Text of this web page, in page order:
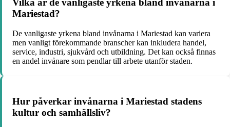
Vilka är de vanligaste yrkena bland invånarna i
Mariestad?
De vanligaste yrkena bland invånarna i Mariestad kan variera
men vanligt förekommande branscher kan inkludera handel,
service, industri, sjukvård och utbildning. Det kan också finnas
en andel invånare som pendlar till arbete utanför staden.
Hur påverkar invånarna i Mariestad stadens
kultur och samhällsliv?